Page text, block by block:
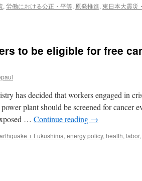
, 労働における公正・平等, 原発推進, 東日本大震災
to be eligible for free
has decided that workers engaged in
plant should be screened for cancer
… Continue reading →
+ Fukushima, energy policy, health, labor,